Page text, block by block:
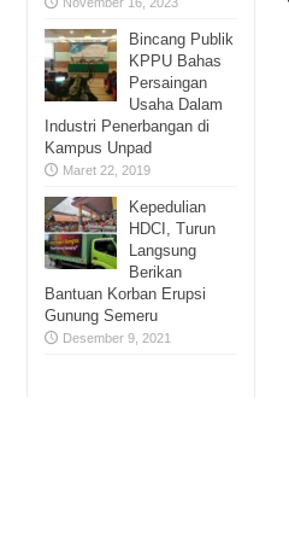
Bincang Publik
KPPU Bahas
Persaingan
Usaha Dalam
Industri Penerbangan di
Kampus Unpad
Maret 22, 2019
Kepedulian
HDCI, Turun
Langsung
Berikan
Bantuan Korban Erupsi
Gunung Semeru
Desember 9, 2021